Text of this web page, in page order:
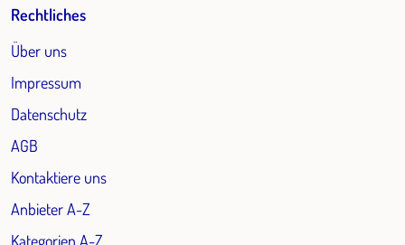
Rechtliches
Über uns
Impressum
Datenschutz
AGB
Kontaktiere uns
Anbieter A-Z
Kategorien A-Z